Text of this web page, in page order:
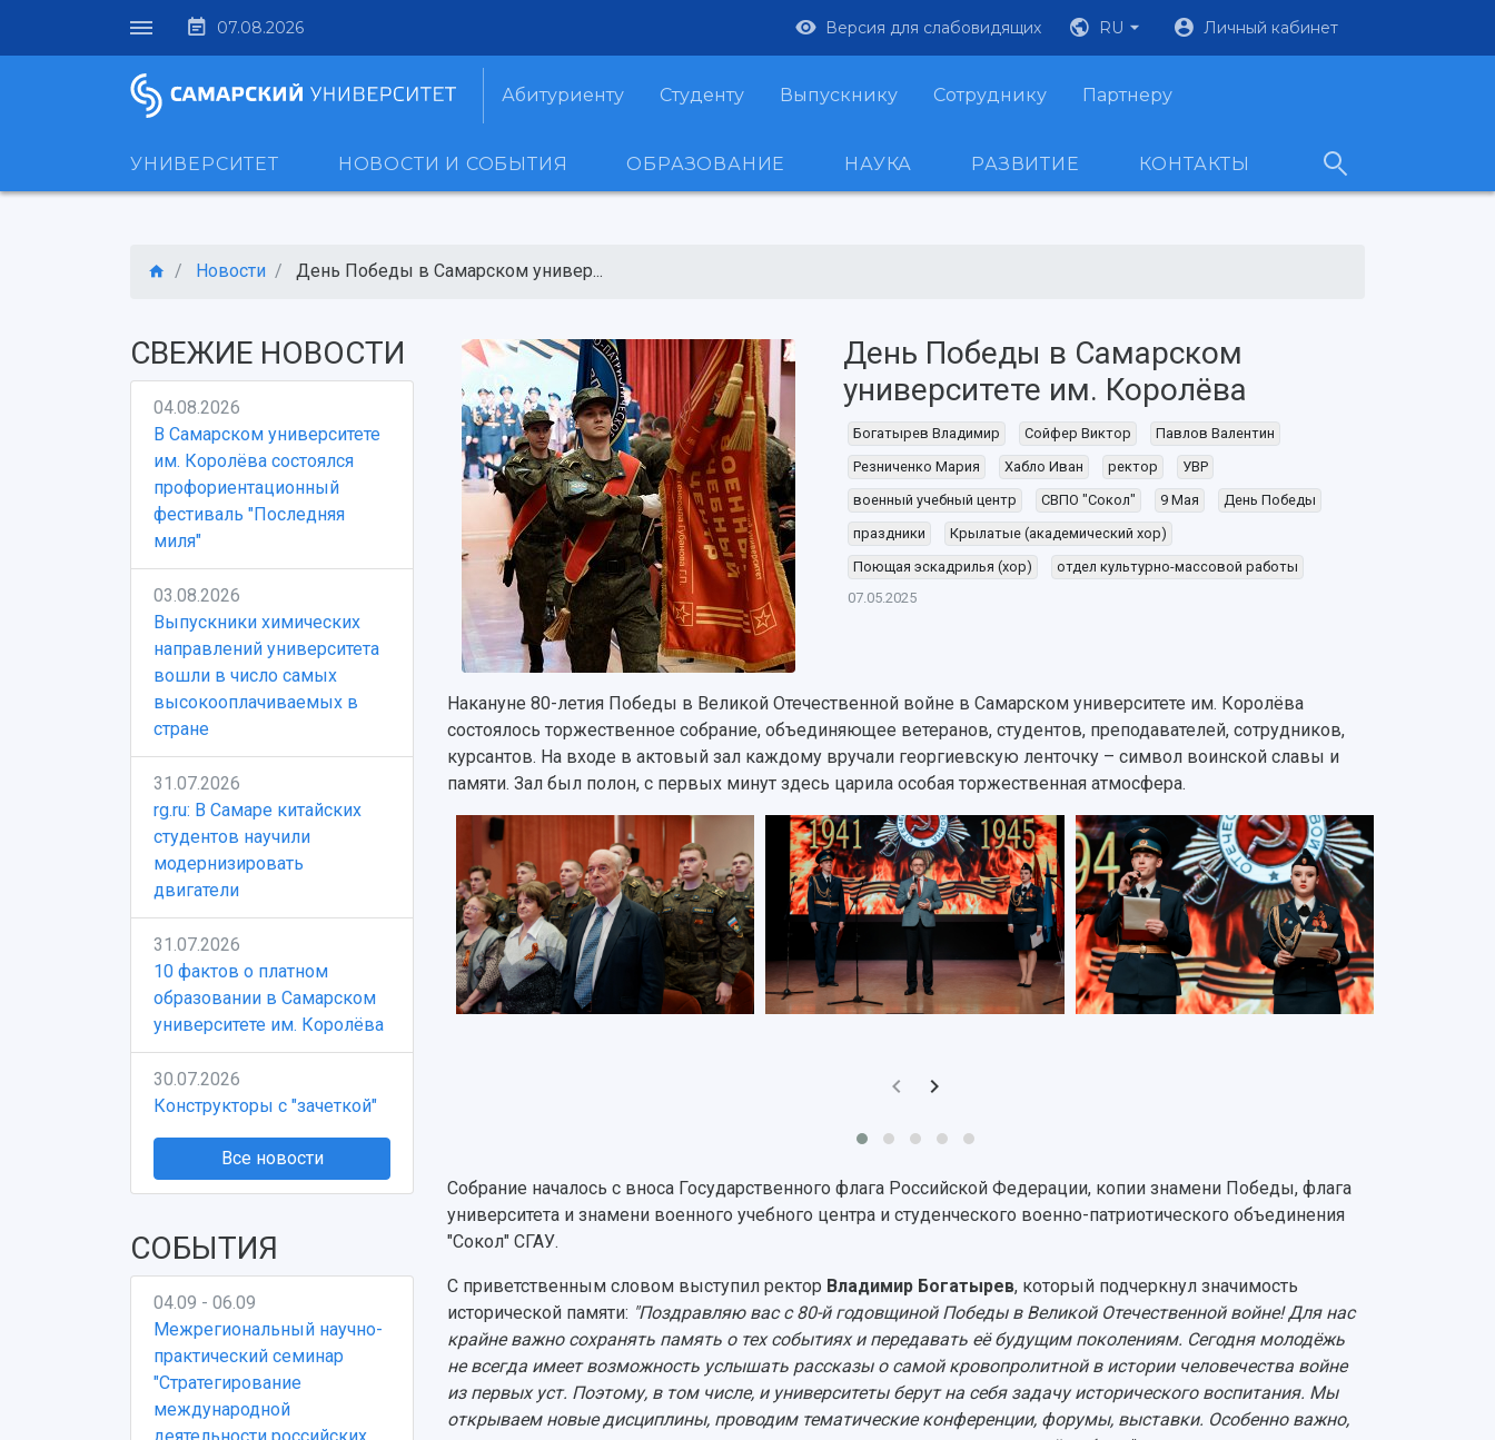
07.08.2026 Версия для слабовидящих RU Личный кабинет
Абитуриенту Студенту Выпускнику Сотруднику Партнеру
УНИВЕРСИТЕТ НОВОСТИ И СОБЫТИЯ ОБРАЗОВАНИЕ НАУКА РАЗВИТИЕ КОНТАКТЫ
Новости День Победы в Самарском универ...
СВЕЖИЕ НОВОСТИ
04.08.2026
В Самарском университете
им. Королёва состоялся
профориентационный
фестиваль "Последняя
миля"
03.08.2026
Выпускники химических
направлений университета
вошли в число самых
высокооплачиваемых в
стране
31.07.2026
rg.ru: В Самаре китайских
студентов научили
модернизировать
двигатели
31.07.2026
10 фактов о платном
образовании в Самарском
университете им. Королёва
30.07.2026
Конструкторы с "зачеткой"
Все новости
СОБЫТИЯ
04.09 - 06.09
Межрегиональный научно-
практический семинар
"Стратегирование
международной
День Победы в Самарском
университете им. Королёва
Богатырев Владимир Сойфер Виктор
Павлов Валентин
Резниченко Мария
Хабло Иван ректор
УВР
военный учебный центр
СВПО "Сокол" 9 Мая
День Победы
праздники
Крылатые (академический хор)
Поющая эскадрилья (хор)
отдел культурно-массовой работы
07.05.2025
Накануне 80-летия Победы в Великой Отечественной войне в Самарском университете им. Королёва
состоялось торжественное собрание, объединяющее ветеранов, студентов, преподавателей, сотрудников,
курсантов. На входе в актовый зал каждому вручали георгиевскую ленточку – символ воинской славы и
памяти. Зал был полон, с первых минут здесь царила особая торжественная атмосфера.
Собрание началось с вноса Государственного флага Российской Федерации, копии знамени Победы, флага
университета и знамени военного учебного центра и студенческого военно-патриотического объединения
"Сокол" СГАУ.
С приветственным словом выступил ректор Владимир Богатырев, который подчеркнул значимость
исторической памяти: "Поздравляю вас с 80-й годовщиной Победы в Великой Отечественной войне! Для нас
крайне важно сохранять память о тех событиях и передавать её будущим поколениям. Сегодня молодёжь
не всегда имеет возможность услышать рассказы о самой кровопролитной в истории человечества войне
из первых уст. Поэтому, в том числе, и университеты берут на себя задачу исторического воспитания. Мы
открываем новые дисциплины, проводим тематические конференции, форумы, выставки. Особенно важно,